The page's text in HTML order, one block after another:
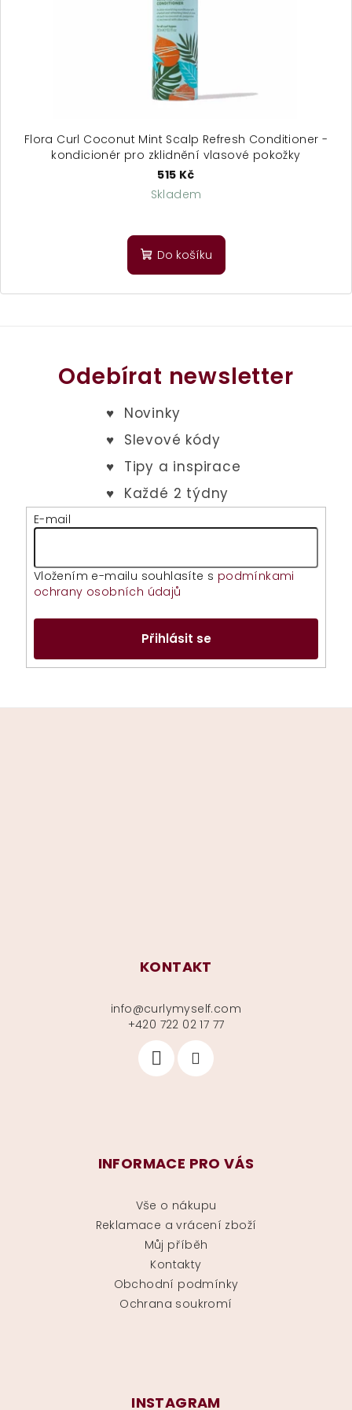
Flora Curl Coconut Mint Scalp Refresh Conditioner -
kondicionér pro zklidnění vlasové pokožky
515 Kč
Skladem
Do košíku
Odebírat newsletter
E-mail
Vložením e-mailu souhlasíte s podmínkami
ochrany osobních údajů
Přihlásit se
KONTAKT
info@curlymyself.com
+420 722 02 17 77
INFORMACE PRO VÁS
Vše o nákupu
Reklamace a vrácení zboží
Můj příběh
Kontakty
Obchodní podmínky
Ochrana soukromí
INSTAGRAM